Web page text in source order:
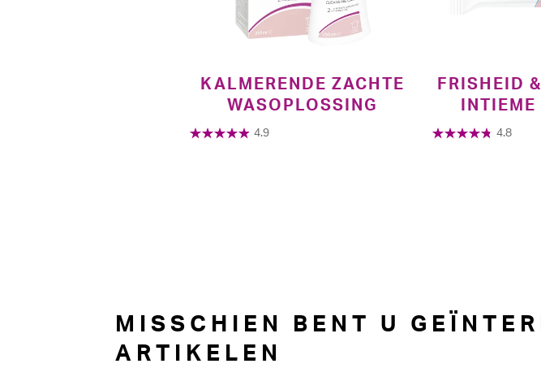
KALMERENDE ZACHTE
WASOPLOSSING
4.9
FRISHEID
4.8
MISSCHIEN BENT U
ARTIKELEN